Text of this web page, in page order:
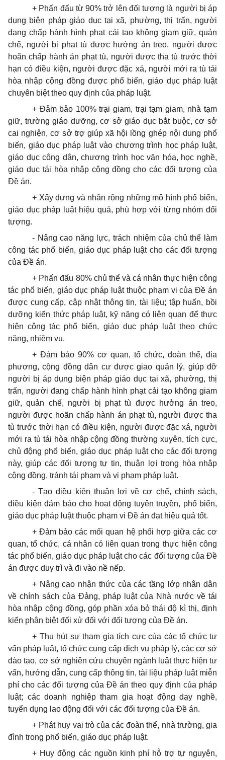
+ Phấn đấu từ 90% trở lên đối tượng là người bị áp
dụng biện pháp giáo dục tại xã, phường, thị trấn, người
đang chấp hành hình phạt cải tạo không giam giữ, quản
chế, người bị phạt tù được hưởng án treo, người được
hoãn chấp hành án phạt tù, người được tha tù trước thời
hạn có điều kiện, người được đặc xá, người mới ra tù tái
hòa nhập cộng đồng được phổ biến, giáo dục pháp luật
chuyên biệt theo quy định của pháp luật.
+ Đảm bảo 100% trại giam, trại tạm giam, nhà tạm
giữ, trường giáo dưỡng, cơ sở giáo dục bắt buộc, cơ sở
cai nghiện, cơ sở trợ giúp xã hội lồng ghép nội dung phổ
biến, giáo dục pháp luật vào chương trình học pháp luật,
giáo dục công dân, chương trình học văn hóa, học nghề,
giáo dục tái hòa nhập cộng đồng cho các đối tượng của
Đề án.
+ Xây dựng và nhân rộng những mô hình phổ biến,
giáo dục pháp luật hiệu quả, phù hợp với từng nhóm đối
tượng.
- Nâng cao năng lực, trách nhiệm của chủ thể làm
công tác phổ biến, giáo dục pháp luật cho các đối tượng
của Đề án.
+ Phấn đấu 80% chủ thể và cá nhân thực hiện công
tác phổ biến, giáo dục pháp luật thuộc phạm vi của Đề án
được cung cấp, cập nhật thông tin, tài liệu; tập huấn, bồi
dưỡng kiến thức pháp luật, kỹ năng có liên quan để thực
hiện công tác phổ biến, giáo dục pháp luật theo chức
năng, nhiệm vụ.
+ Đảm bảo 90% cơ quan, tổ chức, đoàn thể, địa
phương, cộng đồng dân cư được giao quản lý, giúp đỡ
người bị áp dụng biện pháp giáo dục tại xã, phường, thị
trấn, người đang chấp hành hình phạt cải tạo không giam
giữ, quản chế, người bị phạt tù được hưởng án treo,
người được hoãn chấp hành án phạt tù, người được tha
tù trước thời hạn có điều kiện, người được đặc xá, người
mới ra tù tái hòa nhập cộng đồng thường xuyên, tích cực,
chủ động phổ biến, giáo dục pháp luật cho các đối tượng
này, giúp các đối tượng tự tin, thuận lợi trong hòa nhập
cộng đồng, tránh tái phạm và vi phạm pháp luật.
- Tạo điều kiện thuận lợi về cơ chế, chính sách,
điều kiện đảm bảo cho hoạt động tuyên truyền, phổ biến,
giáo dục pháp luật thuộc phạm vi Đề án đạt hiệu quả tốt.
+ Đảm bảo các mối quan hệ phối hợp giữa các cơ
quan, tổ chức, cá nhân có liên quan trong thực hiện công
tác phổ biến, giáo dục pháp luật cho các đối tượng của Đề
án được duy trì và đi vào nề nếp.
+ Nâng cao nhận thức của các tầng lớp nhân dân
về chính sách của Đảng, pháp luật của Nhà nước về tái
hòa nhập cộng đồng, góp phần xóa bỏ thái độ kì thị, định
kiến phân biệt đối xử đối với đối tượng của Đề án.
+ Thu hút sự tham gia tích cực của các tổ chức tư
vấn pháp luật, tổ chức cung cấp dịch vụ pháp lý, các cơ sở
đào tạo, cơ sở nghiên cứu chuyên ngành luật thực hiện tư
vấn, hướng dẫn, cung cấp thông tin, tài liệu pháp luật miễn
phí cho các đối tượng của Đề án theo quy định của pháp
luật; các doanh nghiệp tham gia hoạt động dạy nghề,
tuyển dụng lao động đối với các đối tượng của Đề án.
+ Phát huy vai trò của các đoàn thể, nhà trường, gia
đình trong phổ biến, giáo dục pháp luật.
+ Huy động các nguồn kinh phí hỗ trợ tự nguyện,